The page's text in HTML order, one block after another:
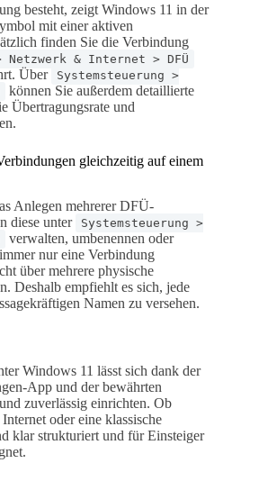
besteht, zeigt Windows 11 in der
mit einer aktiven
finden Sie die Verbindung
& Internet > DFÜ
Über
Systemsteuerung >
können Sie außerdem detaillierte
Übertragungsrate und
gleichzeitig auf einem
Anlegen mehrerer DFÜ-
diese unter
Systemsteuerung >
verwalten, umbenennen oder
nur eine Verbindung
über mehrere physische
Deshalb empfiehlt es sich, jede
Namen zu versehen.
Windows 11 lässt sich dank der
App und der bewährten
zuverlässig einrichten. Ob
oder eine klassische
klar strukturiert und für Einsteiger